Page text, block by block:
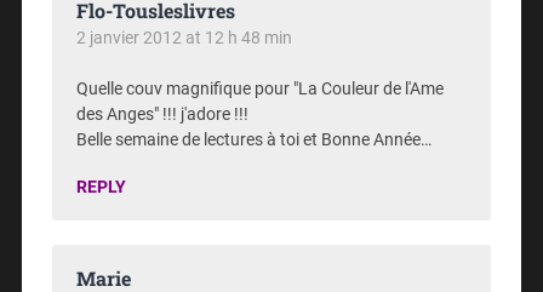
Flo-Tousleslivres
2 janvier 2012 at 12 h 48 min
Quelle couv magnifique pour "La Couleur de l'Ame
des Anges" !!! j'adore !!!
Belle semaine de lectures à toi et Bonne Année…
REPLY
Marie